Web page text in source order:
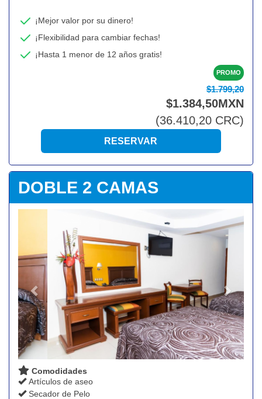
¡Mejor valor por su dinero!
¡Flexibilidad para cambiar fechas!
¡Hasta 1 menor de 12 años gratis!
PROMO
$1.799,20
$1.384,50MXN
(36.410,20 CRC)
DOBLE 2 CAMAS
Next
Comodidades
Artículos de aseo
Secador de Pelo